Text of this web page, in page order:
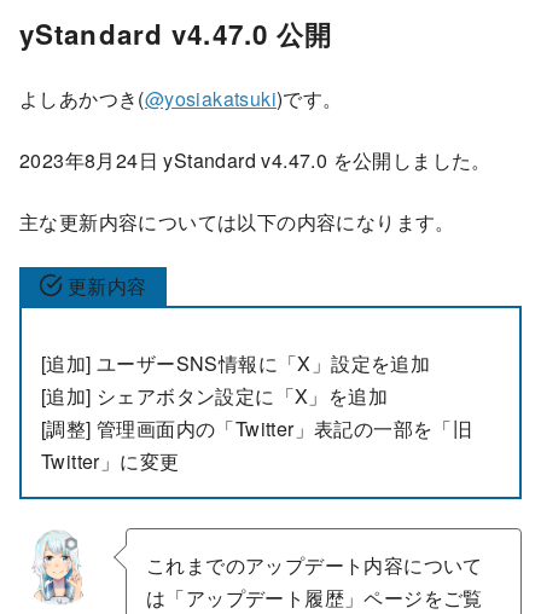
yStandard v4.47.0 公開
よしあかつき(@yosiakatsuki)です。
2023年8月24日 yStandard v4.47.0 を公開しました。
主な更新内容については以下の内容になります。
更新内容
[追加] ユーザーSNS情報に「X」設定を追加
[追加] シェアボタン設定に「X」を追加
[調整] 管理画面内の「Twitter」表記の一部を「旧
Twitter」に変更
これまでのアップデート内容について
は「アップデート履歴」ページをご覧